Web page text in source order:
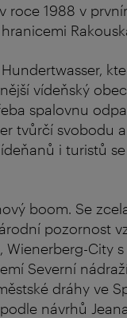
roce 1988 v
vídeňský
spalovnu
tvůrčí svobodu
i turistů
boom. Se
pozornost
City
Severní
dráhy ve
návrhů